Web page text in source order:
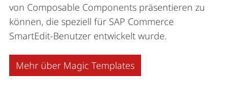
von Composable Components präsentieren zu
können, die speziell für SAP Commerce
SmartEdit-Benutzer entwickelt wurde.
Mehr über Magic Templates